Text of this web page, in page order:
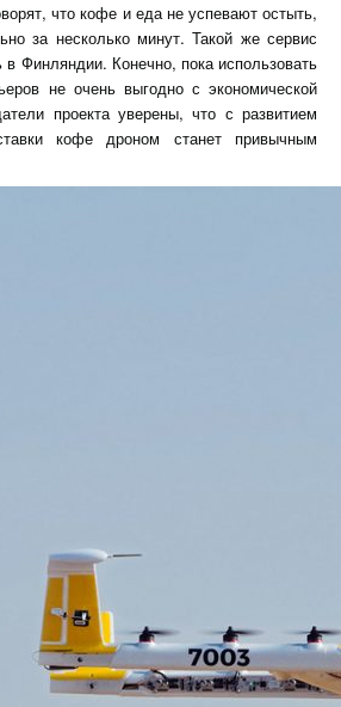
что кофе и еда не успевают остыть,
за несколько минут. Такой же сервис
в Финляндии. Конечно, пока использовать
не очень выгодно с экономической
проекта уверены, что с развитием
кофе дроном станет привычным